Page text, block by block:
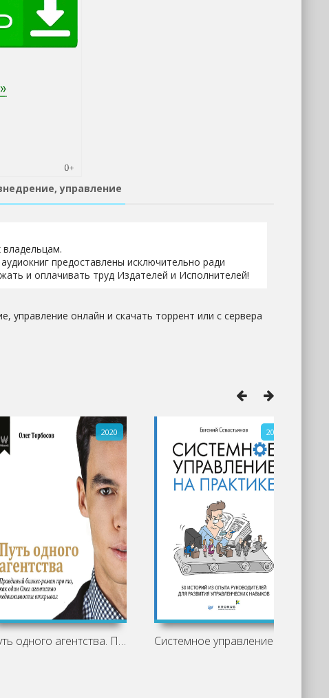
управление
владельцам.
предоставлены исключительно ради
и оплачивать труд Издателей и Исполнителей!
управление онлайн и скачать торрент или с сервера
2020
Путь одного агентства. Правдивый
2021